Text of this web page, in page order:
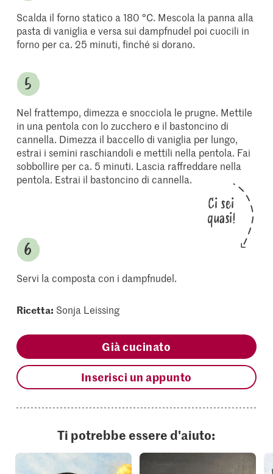
Scalda il forno statico a 180 °C. Mescola la panna alla
pasta di vaniglia e versa sui dampfnudel poi cuocili in
forno per ca. 25 minuti, finché si dorano.
Nel frattempo, dimezza e snocciola le prugne. Mettile
in una pentola con lo zucchero e il bastoncino di
cannella. Dimezza il baccello di vaniglia per lungo,
estrai i semini raschiandoli e mettili nella pentola. Fai
sobbollire per ca. 5 minuti. Lascia raffreddare nella
pentola. Estrai il bastoncino di cannella.
Ci sei
quasi!
Servi la composta con i dampfnudel.
Ricetta: Sonja Leissing
Già cucinato
Inserisci un appunto
Ti potrebbe essere d'aiuto: